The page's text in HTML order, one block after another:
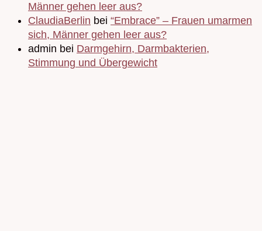
Männer gehen leer aus?
ClaudiaBerlin bei “Embrace” – Frauen umarmen
sich, Männer gehen leer aus?
admin bei Darmgehirn, Darmbakterien,
Stimmung und Übergewicht